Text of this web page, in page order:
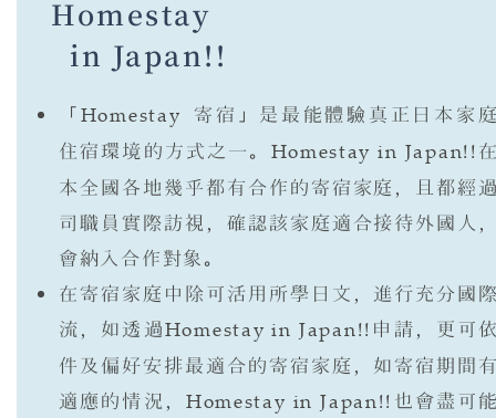
Homestay
in Japan!!
「Homestay 寄宿」是最能體驗真正日本家
住宿環境的方式之一。 Homestay in Japan!!
本全國各地幾乎都有合作的寄宿家庭，且都經
司職員實際訪視，確認該家庭適合接待外國人
會納入合作對象。
在寄宿家庭中除可活用所學日文，進行充分國
流，如透過Homestay in Japan!! 申請，更可
件及偏好安排最適合的寄宿家庭，如寄宿期間
適應的情況， Homestay in Japan!! 也會盡可